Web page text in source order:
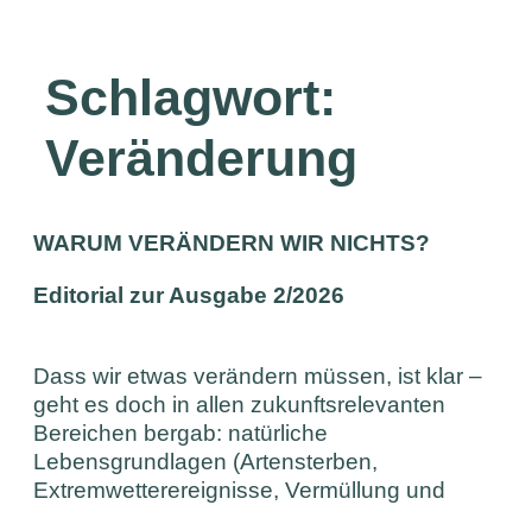
Schlagwort:
Veränderung
WARUM VERÄNDERN WIR NICHTS?
Editorial zur Ausgabe 2/2026
Dass wir etwas verändern müssen, ist klar –
geht es doch in allen zukunftsrelevanten
Bereichen bergab: natürliche
Lebensgrundlagen (Artensterben,
Extremwetterereignisse, Vermüllung und